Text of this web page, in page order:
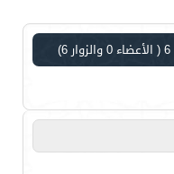
( الأعضاء 0 والزوار 6)